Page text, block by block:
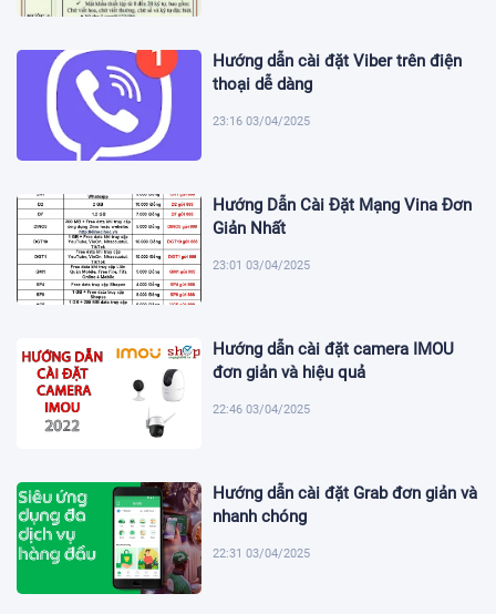
Hướng dẫn cài đặt Viber trên điện
thoại dễ dàng
23:16 03/04/2025
Hướng Dẫn Cài Đặt Mạng Vina Đơn
Giản Nhất
23:01 03/04/2025
Hướng dẫn cài đặt camera IMOU
đơn giản và hiệu quả
22:46 03/04/2025
Hướng dẫn cài đặt Grab đơn giản và
nhanh chóng
22:31 03/04/2025